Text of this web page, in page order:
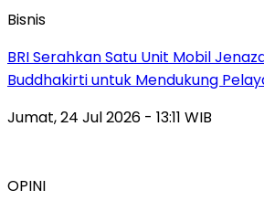
Bisnis
BRI Serahkan Satu Unit Mobil
Buddhakirti untuk Mendukung
Jumat, 24 Jul 2026 - 13:11 WIB
OPINI